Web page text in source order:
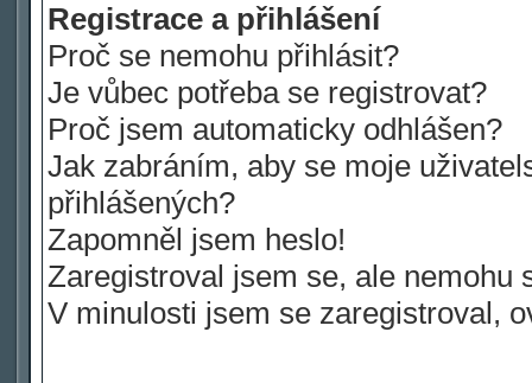
Registrace a přihlášení
Proč se nemohu přihlásit?
Je vůbec potřeba se registrovat?
Proč jsem automaticky odhlášen?
Jak zabráním, aby se moje
přihlášených?
Zapomněl jsem heslo!
Zaregistroval jsem se, ale nemohu
V minulosti jsem se zaregistroval,